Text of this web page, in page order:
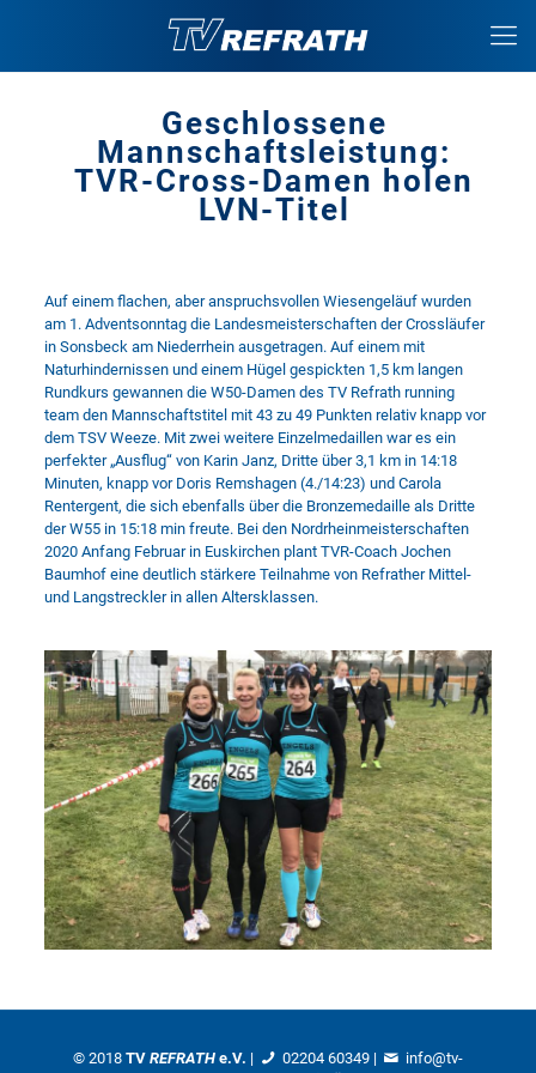
Geschlossene
Mannschaftsleistung:
TVR-Cross-Damen holen
LVN-Titel
Auf einem flachen, aber anspruchsvollen Wiesengeläuf wurden
am 1. Adventsonntag die Landesmeisterschaften der Crossläufer
in Sonsbeck am Niederrhein ausgetragen. Auf einem mit
Naturhindernissen und einem Hügel gespickten 1,5 km langen
Rundkurs gewannen die W50-Damen des TV Refrath running
team den Mannschaftstitel mit 43 zu 49 Punkten relativ knapp vor
dem TSV Weeze. Mit zwei weitere Einzelmedaillen war es ein
perfekter „Ausflug“ von Karin Janz, Dritte über 3,1 km in 14:18
Minuten, knapp vor Doris Remshagen (4./14:23) und Carola
Rentergent, die sich ebenfalls über die Bronzemedaille als Dritte
der W55 in 15:18 min freute. Bei den Nordrheinmeisterschaften
2020 Anfang Februar in Euskirchen plant TVR-Coach Jochen
Baumhof eine deutlich stärkere Teilnahme von Refrather Mittel-
und Langstreckler in allen Altersklassen.
© 2018 TV REFRATHe.V. | 02204 60349 |
info@tv-